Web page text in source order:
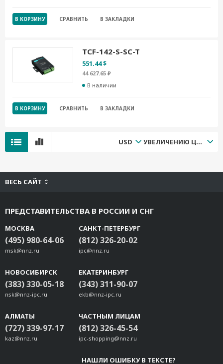
В КОРЗИНУ СРАВНИТЬ В ЗАКЛАДКИ
TCF-142-S-SC-T
551.44 $
44 627.65 ₽
В наличии
В КОРЗИНУ СРАВНИТЬ В ЗАКЛАДКИ
USD УВЕЛИЧЕНИЮ ЦЕНЫ
ВЕСЬ САЙТ
ПРЕДСТАВИТЕЛЬСТВА В РОССИИ И СНГ
МОСКВА
(495) 980-64-06
msk@nnz.ru
САНКТ-ПЕТЕРБУРГ
(812) 326-20-02
ipc@nnz.ru
НОВОСИБИРСК
(383) 330-05-18
nsk@nnz-ipc.ru
ЕКАТЕРИНБУРГ
(343) 311-90-07
ekb@nnz-ipc.ru
АЛМАТЫ
(727) 339-97-17
kaz@nnz.ru
ЧАСТНЫМ ЛИЦАМ
(812) 326-45-54
ipc-shopping@nnz.ru
НАШЛИ ОШИБКУ В ТЕКСТЕ?